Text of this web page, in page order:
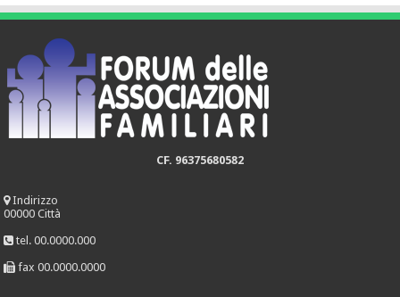
CF. 96375680582
Indirizzo
00000 Città
tel. 00.0000.000
fax 00.0000.0000